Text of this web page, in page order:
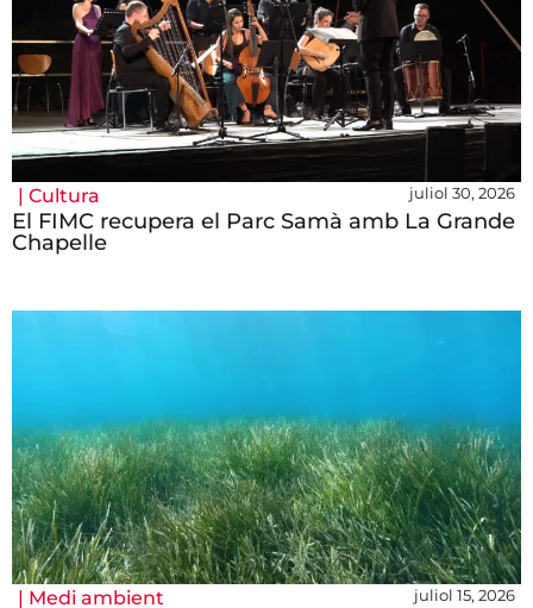
| Cultura juliol 30, 2026
El FIMC recupera el Parc Samà amb La Grande
Chapelle
| Medi ambient juliol 15, 2026